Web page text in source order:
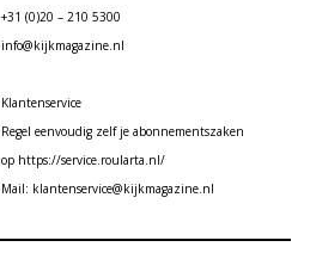
+31 (0)20 – 210 5300
info@kijkmagazine.nl
Klantenservice
Regel eenvoudig zelf je abonnementszaken
op https://service.roularta.nl/
Mail: klantenservice@kijkmagazine.nl